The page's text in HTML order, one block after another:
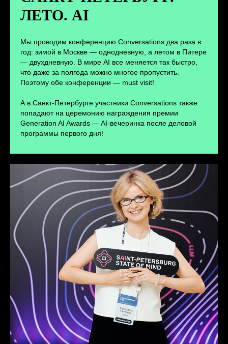
ЛЕТО. AI
Мы проводим конференцию Conversations два раза в
год: зимой в Москве — однодневную, а летом в Питере
— двухдневную. В мире AI все меняется так быстро,
что даже за полгода можно многое пропустить.
Поэтому обе конференции — must visit!
А в Санкт-Петербурге участники Conversations также
попадают на церемонию награждения премии
Generation AI Awards — AI-вечеринка после деловой
программы первого дня!